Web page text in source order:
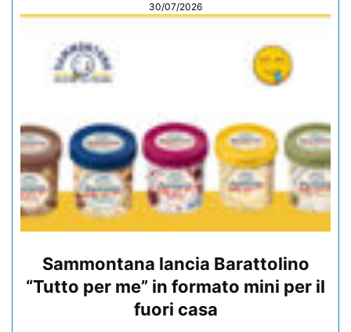
30/07/2026
Sammontana lancia Barattolino
“Tutto per me” in formato mini per il
fuori casa